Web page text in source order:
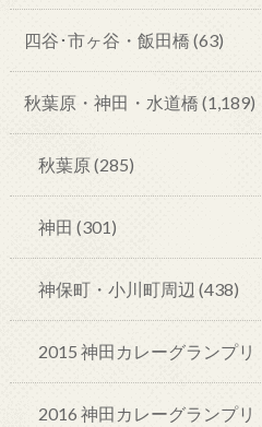
四谷･市ヶ谷・飯田橋 (63)
秋葉原・神田・水道橋 (1,189)
秋葉原(285)
神田 (301)
神保町・小川町周辺 (438)
2015 神田カレーグランプ
2016 神田カレーグランプ